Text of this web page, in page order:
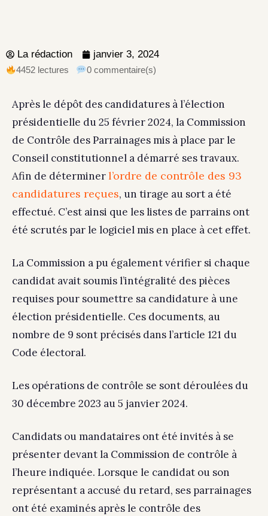
La rédaction janvier 3, 2024
4452 lectures 0 commentaire(s)
Après le dépôt des candidatures à l’élection
présidentielle du 25 février 2024, la Commission
de Contrôle des Parrainages mis à place par le
Conseil constitutionnel a démarré ses travaux.
Afin de déterminerl’ordre de contrôle des 93
candidatures reçues, un tirage au sort a été
effectué. C’est ainsi que les listes de parrains ont
été scrutés par le logiciel mis en place à cet effet.
La Commission a pu également vérifier si chaque
candidat avait soumis l’intégralité des pièces
requises pour soumettre sa candidature à une
élection présidentielle. Ces documents, au
nombre de 9 sont précisés dans l’article 121 du
Code électoral.
Les opérations de contrôle se sont déroulées du
30 décembre 2023 au 5 janvier 2024.
Candidats ou mandataires ont été invités à se
présenter devant la Commission de contrôle à
l’heure indiquée. Lorsque le candidat ou son
représentant a accusé du retard, ses parrainages
ont été examinés après le contrôle des